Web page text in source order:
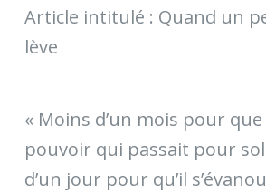
Article intitulé : Quand un
lève
« Moins d’un mois pour
pouvoir qui passait pour
d’un jour pour qu’il